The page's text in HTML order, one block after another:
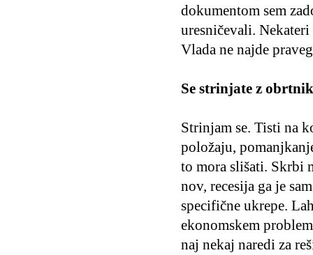
dokumentom sem
uresničevali.
Vlada ne najde
Se strinjate z
Strinjam se. Tisti na
položaju,
to mora slišati. Skrbi
nov, recesija ga je
specifične ukrepe.
ekonomskem
naj nekaj naredi za